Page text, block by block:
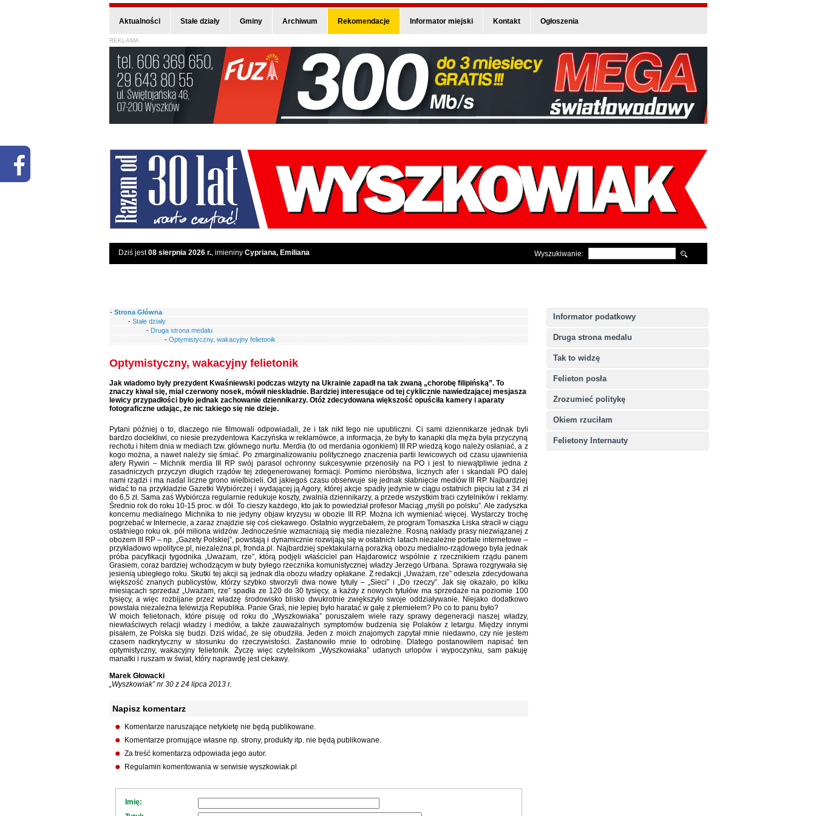
Aktualności Stałe działy Gminy Archiwum Rekomendacje Informator miejski Kontakt Ogłoszenia
REKLAMA
Dziś jest08 sierpnia 2026 r., imieniny Cypriana, Emiliana Wyszukiwanie:
Informator podatkowy
Druga strona medalu
Tak to widzę
Felieton posła
Zrozumieć politykę
Okiem rzuciłam
Felietony Internauty
- Strona Główna
- Stałe działy
- Druga strona medalu
- Optymistyczny, wakacyjny felietonik
Optymistyczny, wakacyjny felietonik
Jak wiadomo były prezydent Kwaśniewski podczas wizyty na Ukrainie zapadł na tak zwaną „chorobę filipińską”. To
znaczy kiwał się, miał czerwony nosek, mówił nieskładnie. Bardziej interesujące od tej cyklicznie nawiedzającej mesjasza
lewicy przypadłości było jednak zachowanie dziennikarzy. Otóż zdecydowana większość opuściła kamery i aparaty
fotograficzne udając, że nic takiego się nie dzieje.
Pytani później o to, dlaczego nie filmowali odpowiadali, że i tak nikt tego nie upubliczni. Ci sami dziennikarze jednak byli
bardzo dociekliwi, co niesie prezydentowa Kaczyńska w reklamówce, a informacja, że były to kanapki dla męża była przyczyną
rechotu i hitem dnia w mediach tzw. głównego nurtu. Merdia (to od merdania ogonkiem) III RP wiedzą kogo należy osłaniać, a z
kogo można, a nawet należy się śmiać. Po zmarginalizowaniu politycznego znaczenia partii lewicowych od czasu ujawnienia
afery Rywin – Michnik merdia III RP swój parasol ochronny sukcesywnie przenosiły na PO i jest to niewątpliwie jedna z
zasadniczych przyczyn długich rządów tej zdegenerowanej formacji. Pomimo nieróbstwa, licznych afer i skandali PO dalej
nami rządzi i ma nadal liczne grono wielbicieli. Od jakiegoś czasu obserwuje się jednak słabnięcie mediów III RP. Najbardziej
widać to na przykładzie Gazetki Wybiórczej i wydającej ją Agory, której akcje spadły jedynie w ciągu ostatnich pięciu lat z 34 zł
do 6,5 zł. Sama zaś Wybiórcza regularnie redukuje koszty, zwalnia dziennikarzy, a przede wszystkim traci czytelników i reklamy.
Średnio rok do roku 10-15 proc. w dół. To cieszy każdego, kto jak to powiedział profesor Maciąg „myśli po polsku”. Ale zadyszka
koncernu medialnego Michnika to nie jedyny objaw kryzysu w obozie III RP. Można ich wymieniać więcej. Wystarczy trochę
pogrzebać w Internecie, a zaraz znajdzie się coś ciekawego. Ostatnio wygrzebałem, że program Tomaszka Liska stracił w ciągu
ostatniego roku ok. pół miliona widzów. Jednocześnie wzmacniają się media niezależne. Rosną nakłady prasy niezwiązanej z
obozem III RP – np. „Gazety Polskiej”, powstają i dynamicznie rozwijają się w ostatnich latach niezależne portale internetowe –
przykładowo wpolityce.pl, niezależna.pl, fronda.pl. Najbardziej spektakularną porażką obozu medialno-rządowego była jednak
próba pacyfikacji tygodnika „Uważam, rze”, którą podjęli właściciel pan Hajdarowicz wspólnie z rzecznikiem rządu panem
Grasiem, coraz bardziej wchodzącym w buty byłego rzecznika komunistycznej władzy Jerzego Urbana. Sprawa rozgrywała się
jesienią ubiegłego roku. Skutki tej akcji są jednak dla obozu władzy opłakane. Z redakcji „Uważam, rze” odeszła zdecydowana
większość znanych publicystów, którzy szybko stworzyli dwa nowe tytuły – „Sieci” i „Do rzeczy”. Jak się okazało, po kilku
miesiącach sprzedaż „Uważam, rze” spadła ze 120 do 30 tysięcy, a każdy z nowych tytułów ma sprzedaże na poziomie 100
tysięcy, a więc rozbijane przez władzę środowisko blisko dwukrotnie zwiększyło swoje oddziaływanie. Niejako dodatkowo
powstała niezależna telewizja Republika. Panie Graś, nie lepiej było haratać w gałę z płemiełem? Po co to panu było?
W moich felietonach, które pisuję od roku do „Wyszkowiaka” poruszałem wiele razy sprawy degeneracji naszej władzy,
niewłaściwych relacji władzy i mediów, a także zauważalnych symptomów budzenia się Polaków z letargu. Między innymi
pisałem, że Polska się budzi. Dziś widać, że się obudziła. Jeden z moich znajomych zapytał mnie niedawno, czy nie jestem
czasem nadkrytyczny w stosunku do rzeczywistości. Zastanowiło mnie to odrobinę. Dlatego postanowiłem napisać ten
optymistyczny, wakacyjny felietonik. Życzę więc czytelnikom „Wyszkowiaka” udanych urlopów i wypoczynku, sam pakuję
manatki i ruszam w świat, który naprawdę jest ciekawy.
Marek Głowacki
„Wyszkowiak” nr 30 z 24 lipca 2013 r.
Napisz komentarz
Komentarze naruszające netykietę nie będą publikowane.
Komentarze promujące własne np. strony, produkty itp. nie będą publikowane.
Za treść komentarza odpowiada jego autor.
Regulamin komentowania w serwisie wyszkowiak.pl
Imię: